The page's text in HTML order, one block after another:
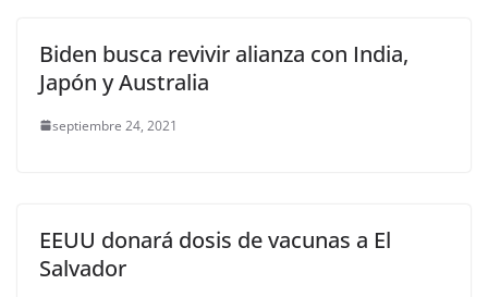
Biden busca revivir alianza con India,
Japón y Australia
septiembre 24, 2021
EEUU donará dosis de vacunas a El
Salvador